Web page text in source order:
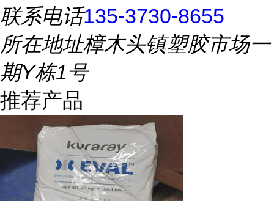
联系电话135-3730-8655
所在地址樟木头镇塑胶市场一
期Y栋1号
推荐产品